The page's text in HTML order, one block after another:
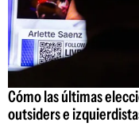
Cómo las últimas
outsiders e